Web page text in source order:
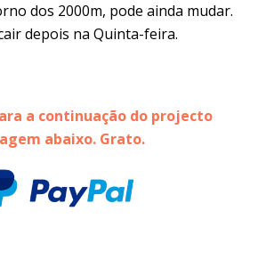
dos 2000m, pode ainda mudar.
depois na Quinta-feira.
a continuação do projecto
abaixo. Grato.